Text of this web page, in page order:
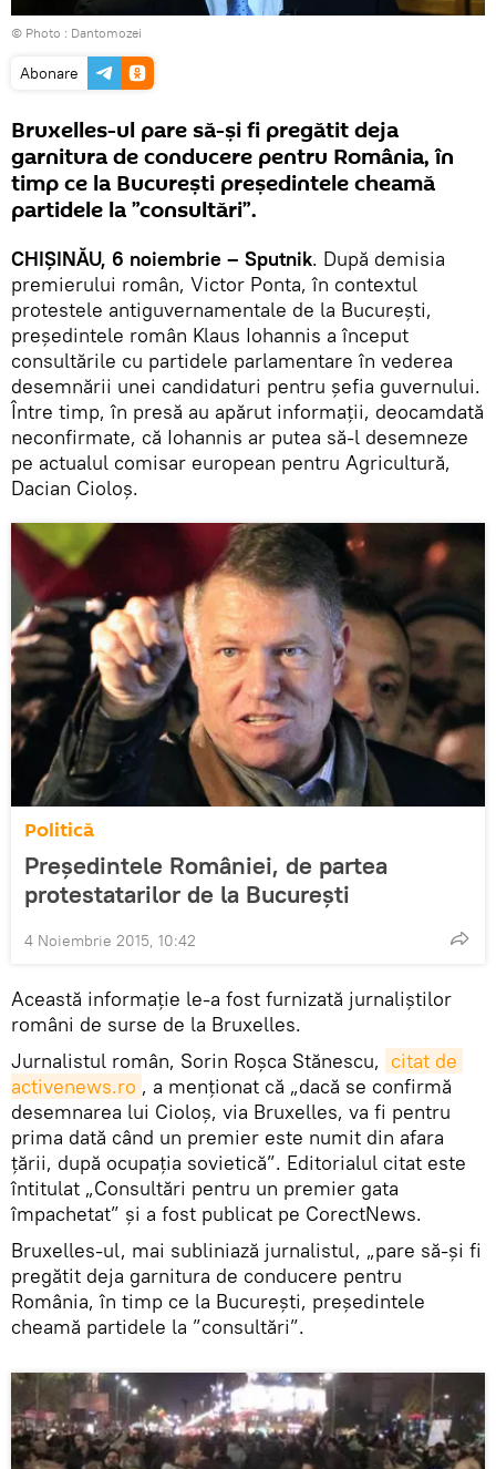
© Photo : Dantomozei
Abonare
Bruxelles-ul pare să-şi fi pregătit deja
garnitura de conducere pentru România, în
timp ce la Bucureşti preşedintele cheamă
partidele la ”consultări”.
CHIŞINĂU, 6 noiembrie – Sputnik. După demisia
premierului român, Victor Ponta, în contextul
protestele antiguvernamentale de la Bucureşti,
preşedintele român Klaus Iohannis a început
consultările cu partidele parlamentare în vederea
desemnării unei candidaturi pentru şefia guvernului.
Între timp, în presă au apărut informaţii, deocamdată
neconfirmate, că Iohannis ar putea să-l desemneze
pe actualul comisar european pentru Agricultură,
Dacian Cioloș.
Politică
Preşedintele României, de partea
protestatarilor de la Bucureşti
4 Noiembrie 2015, 10:42
Această informaţie le-a fost furnizată jurnaliştilor
români de surse de la Bruxelles.
Jurnalistul român, Sorin Roșca Stănescu, citat de
activenews.ro , a menţionat că „dacă se confirmă
desemnarea lui Cioloș, via Bruxelles, va fi pentru
prima dată când un premier este numit din afara
ţării, după ocupaţia sovietică”. Editorialul citat este
întitulat „Consultări pentru un premier gata
împachetat” şi a fost publicat pe CorectNews.
Bruxelles-ul, mai subliniază jurnalistul, „pare să-şi fi
pregătit deja garnitura de conducere pentru
România, în timp ce la Bucureşti, preşedintele
cheamă partidele la ”consultări”.